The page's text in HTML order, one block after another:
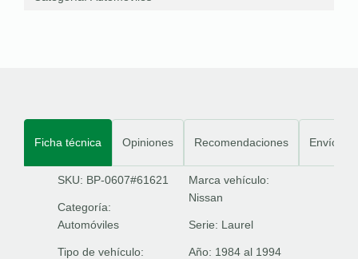
Ficha técnica Opiniones Recomendaciones Envíos
SKU: BP-0607#61621
Categoría:
Automóviles
Tipo de vehículo:
Marca vehículo:
Nissan
Serie: Laurel
Año: 1984 al 1994